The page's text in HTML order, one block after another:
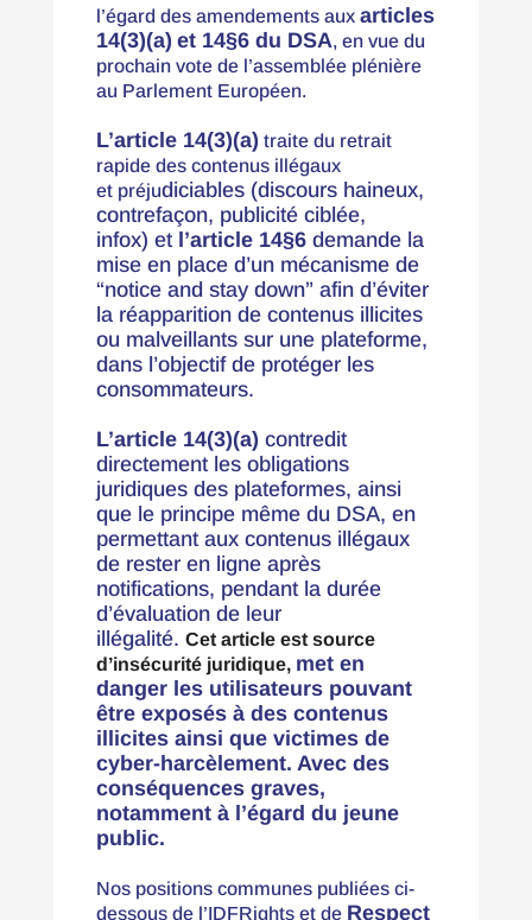
l’égard des amendements aux articles
14(3)(a) et 14§6 du DSA, en vue du
prochain vote de l’assemblée plénière
au Parlement Européen.
L’article 14(3)(a) traite du retrait
rapide des contenus illégaux
et préjudiciables (discours haineux,
contrefaçon, publicité ciblée,
infox) et l’article 14§6demande la
mise en place d’un mécanisme de
“notice and stay down” afin d’éviter
la réapparition de contenus illicites
ou malveillants sur une plateforme,
dans l’objectif de protéger les
consommateurs.
L’article 14(3)(a) contredit
directement les obligations
juridiques des plateformes, ainsi
que le principe même du DSA, en
permettant aux contenus illégaux
de rester en ligne après
notifications, pendant la durée
d’évaluation de leur
illégalité. Cet article est source
d’insécurité juridique, met en
danger les utilisateurs pouvant
être exposés à des contenus
illicites ainsi que victimes de
cyber-harcèlement. Avec des
conséquences graves,
notamment à l’égard du jeune
public.
Nos positions communes publiées ci-
dessous de l’IDFRights et de Respect